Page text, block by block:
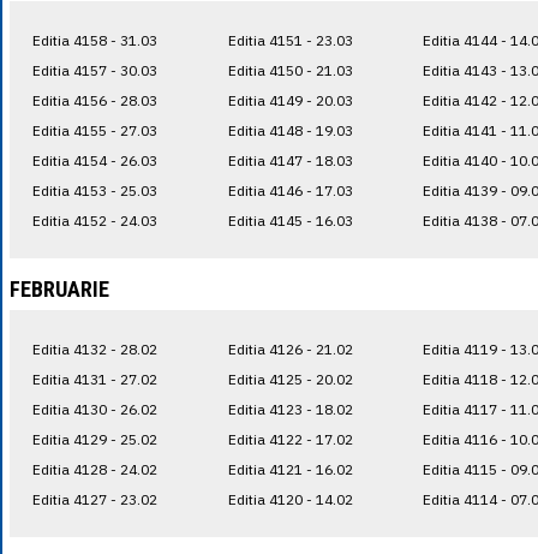
Editia 4158 - 31.03
Editia 4157 - 30.03
Editia 4156 - 28.03
Editia 4155 - 27.03
Editia 4154 - 26.03
Editia 4153 - 25.03
Editia 4152 - 24.03
Editia 4151 - 23.03
Editia 4150 - 21.03
Editia 4149 - 20.03
Editia 4148 - 19.03
Editia 4147 - 18.03
Editia 4146 - 17.03
Editia 4145 - 16.03
Editia 4144 -
Editia 4143 -
Editia 4142 -
Editia 4141 -
Editia 4140 -
Editia 4139 -
Editia 4138 -
FEBRUARIE
Editia 4132 - 28.02
Editia 4131 - 27.02
Editia 4130 - 26.02
Editia 4129 - 25.02
Editia 4128 - 24.02
Editia 4127 - 23.02
Editia 4126 - 21.02
Editia 4125 - 20.02
Editia 4123 - 18.02
Editia 4122 - 17.02
Editia 4121 - 16.02
Editia 4120 - 14.02
Editia 4119 -
Editia 4118 -
Editia 4117 -
Editia 4116 -
Editia 4115 -
Editia 4114 -